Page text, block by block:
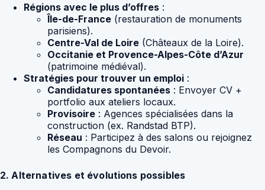
Régions avec le plus d’offres :
Île-de-France (restauration de monuments
parisiens).
Centre-Val de Loire (Châteaux de la Loire).
Occitanie et Provence-Alpes-Côte d’Azur
(patrimoine médiéval).
Stratégies pour trouver un emploi :
Candidatures spontanées : Envoyer CV +
portfolio aux ateliers locaux.
Provisoire : Agences spécialisées dans la
construction (ex. Randstad BTP).
Réseau : Participez à des salons ou rejoignez
les Compagnons du Devoir.
2. Alternatives et évolutions possibles